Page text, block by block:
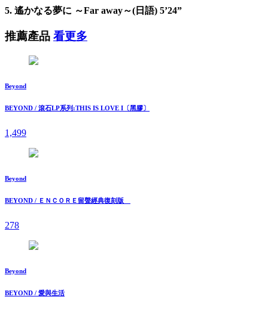
5. 遙かなる夢に ～Far away～(日語) 5’24”
推薦產品 看更多
Beyond
BEYOND / 滾石LP系列:THIS IS LOVE I〔黑膠〕
1,499
Beyond
BEYOND / ＥＮＣＯＲＥ留聲經典復刻版
278
Beyond
BEYOND / 愛與生活